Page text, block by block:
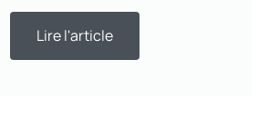
Lire l'article